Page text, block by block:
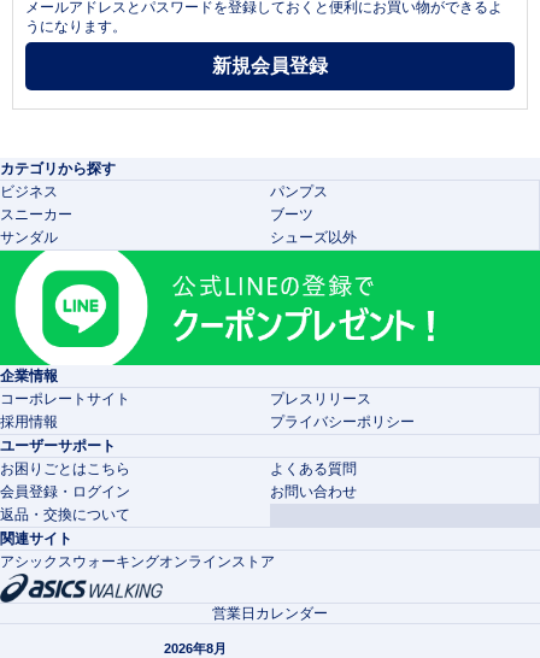
メールアドレスとパスワードを登録しておくと便利にお買い物ができるよ
うになります。
カテゴリから探す
ビジネス
パンプス
スニーカー
ブーツ
サンダル
シューズ以外
企業情報
コーポレートサイト
プレスリリース
採用情報
プライバシーポリシー
ユーザーサポート
お困りごとはこちら
よくある質問
会員登録・ログイン
お問い合わせ
返品・交換について
関連サイト
アシックスウォーキングオンラインストア
営業日カレンダー
2026年8月